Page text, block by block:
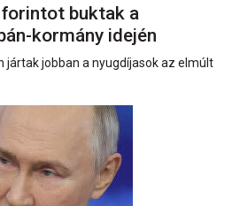
buktak a
kormány idején
jártak jobban a nyugdíjasok az elmúlt